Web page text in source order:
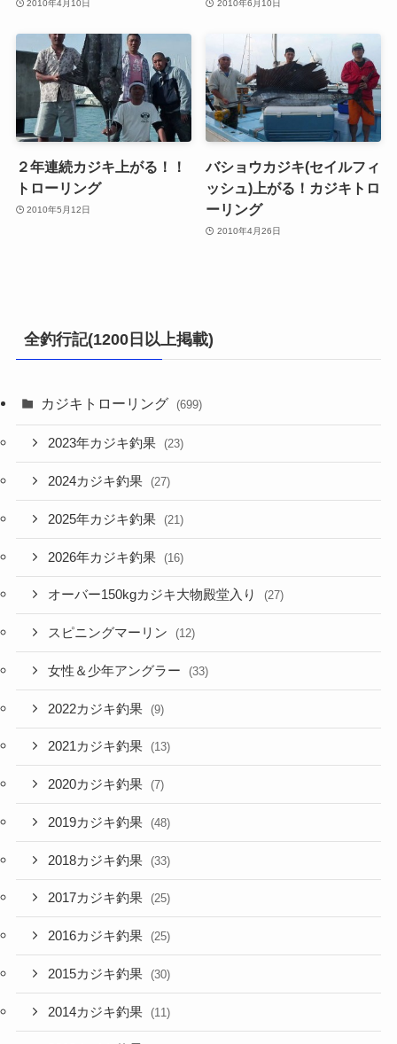
2010年4月10日 2010年6月10日
２年連続カジキ上がる！！
トローリング
2010年5月12日
バショウカジキ(セイルフィ
ッシュ)上がる！カジキトロ
ーリング
2010年4月26日
全釣行記(1200日以上掲載)
カジキトローリング (699)
2023年カジキ釣果 (23)
2024カジキ釣果 (27)
2025年カジキ釣果 (21)
2026年カジキ釣果 (16)
オーバー150kgカジキ大物殿堂入り (27)
スピニングマーリン (12)
女性＆少年アングラー (33)
2022カジキ釣果 (9)
2021カジキ釣果 (13)
2020カジキ釣果 (7)
2019カジキ釣果 (48)
2018カジキ釣果 (33)
2017カジキ釣果 (25)
2016カジキ釣果 (25)
2015カジキ釣果 (30)
2014カジキ釣果 (11)